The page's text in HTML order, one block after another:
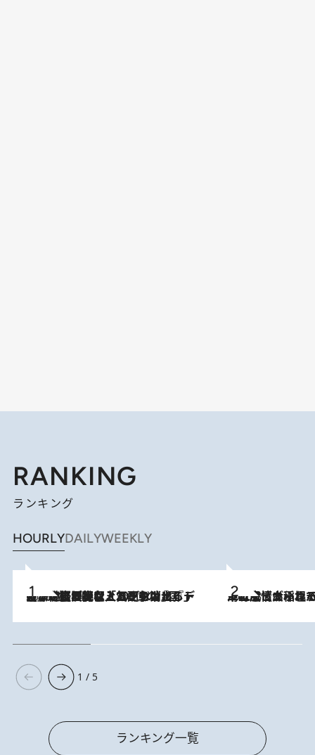
RANKING
ランキング
HOURLYDAILYWEEKLY
2026.8.5
【なぜ吉沢亮は「気配を消せる」のか？】興行収入208億の『国宝』を経て挑むミュージカル『ディア・エヴァン・ハンセン』。トップ俳優が舞台上でさらけ出した“孤独”とは 2026.8.5
下町風情あふれる台北屈指の人気エリア・大稲埕でセンスのいい台湾土産《ヴ
1 / 5
ランキング一覧